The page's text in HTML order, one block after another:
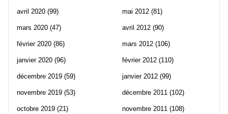
avril 2020 (99)
mars 2020 (47)
février 2020 (86)
janvier 2020 (96)
décembre 2019 (59)
novembre 2019 (53)
octobre 2019 (21)
mai 2012 (81)
avril 2012 (90)
mars 2012 (106)
février 2012 (110)
janvier 2012 (99)
décembre 2011 (102)
novembre 2011 (108)